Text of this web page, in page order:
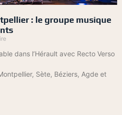
: le groupe musique
dans l’Hérault avec Recto Verso
Sète, Béziers, Agde et